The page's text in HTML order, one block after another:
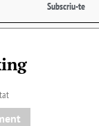
Subscriu-te